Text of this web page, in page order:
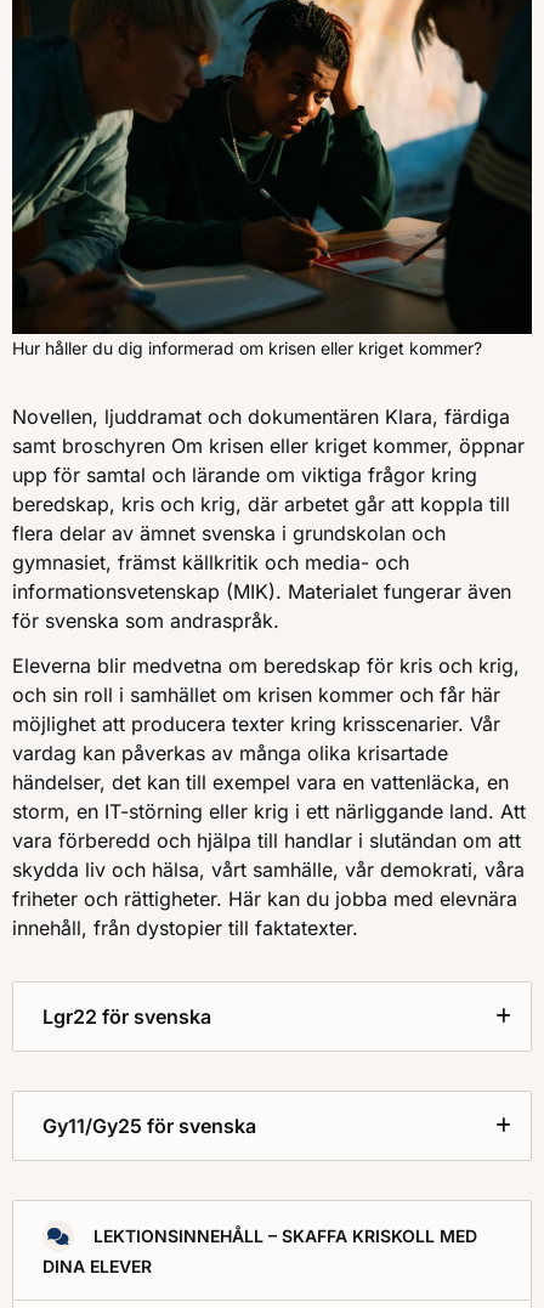
Hur håller du dig informerad om krisen eller kriget kommer?
Novellen, ljuddramat och dokumentären Klara, färdiga
samt broschyren Om krisen eller kriget kommer, öppnar
upp för samtal och lärande om viktiga frågor kring
beredskap, kris och krig, där arbetet går att koppla till
flera delar av ämnet svenska i grundskolan och
gymnasiet, främst källkritik och media- och
informationsvetenskap (MIK). Materialet fungerar även
för svenska som andraspråk.
Eleverna blir medvetna om beredskap för kris och krig,
och sin roll i samhället om krisen kommer och får här
möjlighet att producera texter kring krisscenarier. Vår
vardag kan påverkas av många olika krisartade
händelser, det kan till exempel vara en vattenläcka, en
storm, en IT-störning eller krig i ett närliggande land. Att
vara förberedd och hjälpa till handlar i slutändan om att
skydda liv och hälsa, vårt samhälle, vår demokrati, våra
friheter och rättigheter. Här kan du jobba med elevnära
innehåll, från dystopier till faktatexter.
Lgr22 för svenska
Gy11/Gy25 för svenska
LEKTIONSINNEHÅLL – SKAFFA KRISKOLL MED
DINA ELEVER